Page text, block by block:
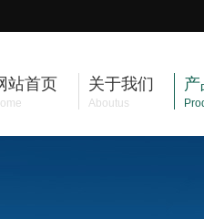
站首页 关于我们
Aboutus